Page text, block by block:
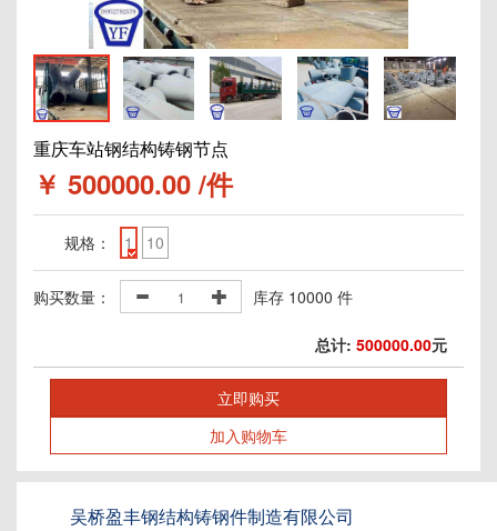
重庆车站钢结构铸钢节点
￥ 500000.00/件
规格： 1 10
购买数量： 库存 10000 件
总计: 500000.00元
立即购买
加入购物车
吴桥盈丰钢结构铸钢件制造有限公司